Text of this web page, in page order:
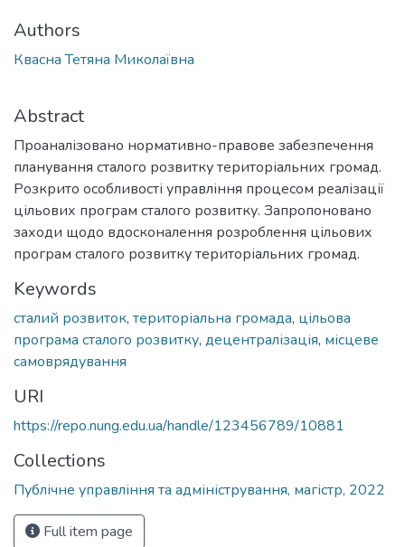
Authors
Квасна Тетяна Миколаївна
Abstract
Проаналізовано нормативно-правове забезпечення
планування сталого розвитку територіальних громад.
Розкрито особливості управління процесом реалізації
цільових програм сталого розвитку. Запропоновано
заходи щодо вдосконалення розроблення цільових
програм сталого розвитку територіальних громад.
Keywords
сталий розвиток, територіальна громада, цільова
програма сталого розвитку, децентралізація, місцеве
самоврядування
URI
https://repo.nung.edu.ua/handle/123456789/10881
Collections
Публічне управління та адміністрування, магістр, 2022
Full item page